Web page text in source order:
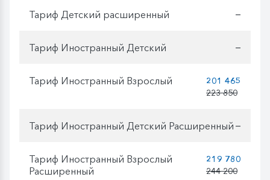
Тариф Детский расширенный —
Тариф Иностранный Детский —
Тариф Иностранный Взрослый
201 465
223 850
Тариф Иностранный Детский Расширенный —
Тариф Иностранный Взрослый
Расширенный
219 780
244 200